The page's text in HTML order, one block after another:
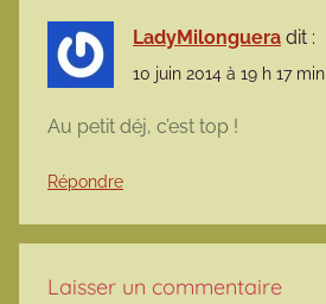
LadyMilonguera dit :
10 juin 2014 à 19 h 17 min
Au petit déj, c’est top !
Répondre
Laisser un commentaire